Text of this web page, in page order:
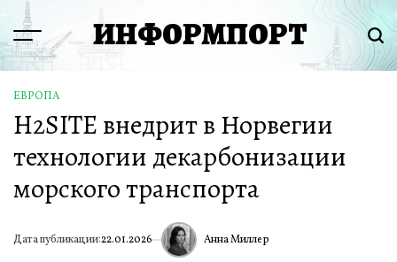
Перейти
содержимому
Menu ИНФОРМПОРТ
ОПУБЛИКОВАНО
В
ЕВРОПА
H2SITE внедрит в Норвегии
технологии декарбонизации
морского транспорта
Дата публикации:22.01.2026 ИА Анна Миллер